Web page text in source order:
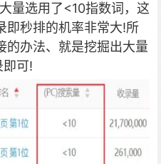
量选用了<10指数词，这
即秒排的机率非常大!所
的办法、就是挖掘出大量
即可!